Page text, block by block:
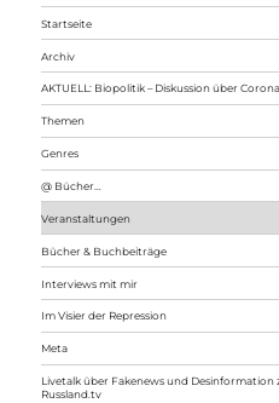
Startseite
Archiv
AKTUELL: Biopolitik – Diskussion über Corona
Themen
Genres
@ Bücher…
Veranstaltungen
Bücher & Buchbeiträge
Interviews mit mir
Im Visier der Repression
Meta
Livetalk über Fakenews und
Russland.tv